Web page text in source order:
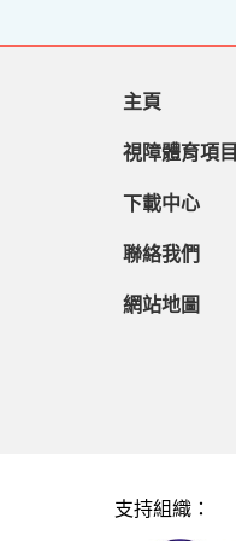
主頁
視障體育項目
下載中心
聯絡我們
網站地圖
支持組織：